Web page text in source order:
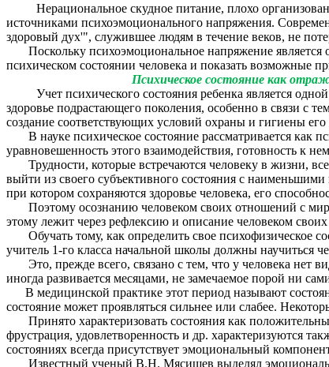
Нерациональное скудное питание, плохо
источниками психоэмоционального напряжения.
здоровый дух'", служившее людям в течение веков, не
Поскольку психоэмоциональное напряжение является
психическом состоянии человека и показать возможные
Психическое состояние как
Учет психического состояния ребенка является
здоровье подрастающего поколения, особенно в связи с
создание соответствующих условий охраны и гигиены
В науке психическое состояние рассматривается как
уравновешенность этого взаимодействия, готовность к
Трудности, которые встречаются человеку в жизни,
выйти из своего субъективного состояния с
при котором сохраняются здоровье человека, его
Поэтому осознанию человеком своих отношений с
этому лежит через рефлексию и описание человеком
Обучать тому, как определить свое психофизическое
учитель 1-го класса начальной школы должны научиться
Это, прежде всего, связано с тем, что у человека нет
иногда развивается месяцами, не замечаемое порой ни
В медицинской практике этот период называют
состояние может проявляться сильнее или слабее.
Принято характеризовать состояния как
фрустрация, удовлетворенность и др. характеризуются
состояниях всегда присутствует эмоциональный
Известный ученый В.Н. Мясищев выделял